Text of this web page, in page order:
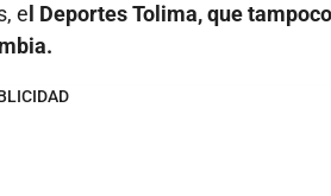
e l Deportes Tolima, que